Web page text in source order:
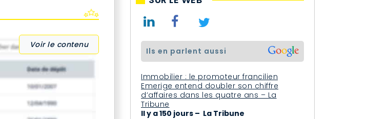
Voir le contenu
ils en parlent aussi
Immobilier : le promoteur francilien
Emerige entend doubler son chiffre
d’affaires dans les quatre ans – La
Tribune
Il y a 150 jours – La Tribune